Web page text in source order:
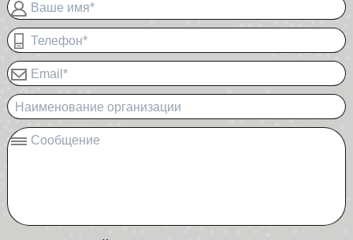
Ваше имя*
Телефон*
Email*
Наименование организации
Сообщение